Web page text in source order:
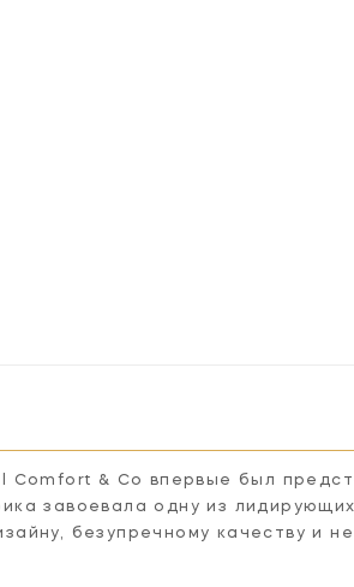
Comfort & Co впервые был
завоевала одну из
безупречному качеству и